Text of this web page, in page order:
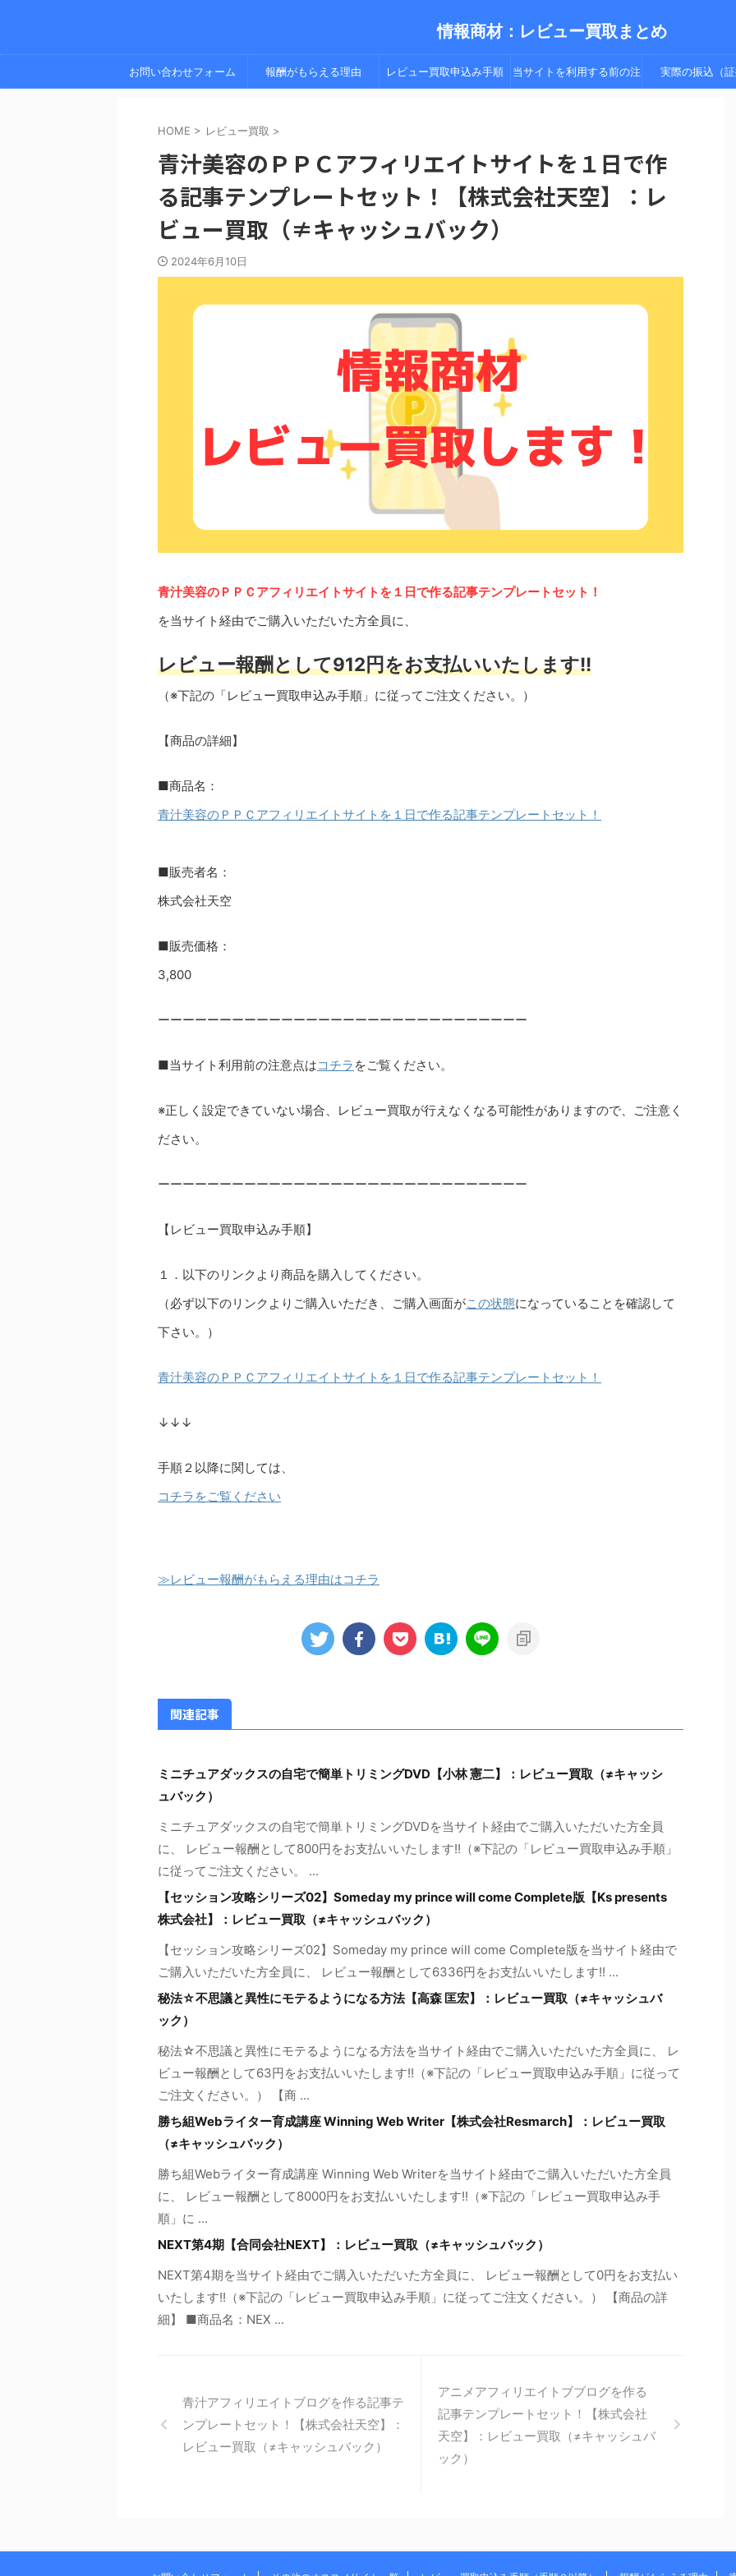
情報商材：レビュー買取まとめ
お問い合わせフォーム 報酬がもらえる理由 レビュー買取申込み手順 当サイトを利用する前の注 実際の振込（証
HOME > レビュー買取 >
青汁美容のＰＰＣアフィリエイトサイトを１日で作
る記事テンプレートセット！【株式会社天空】：レ
ビュー買取（≠キャッシュバック）
2024年6月10日
青汁美容のＰＰＣアフィリエイトサイトを１日で作る記事テンプレートセット！
を当サイト経由でご購入いただいた方全員に、
レビュー報酬として912円をお支払いいたします!!
（※下記の「レビュー買取申込み手順」に従ってご注文ください。）
【商品の詳細】
■商品名：
青汁美容のＰＰＣアフィリエイトサイトを１日で作る記事テンプレートセット！
■販売者名：
株式会社天空
■販売価格：
3,800
ーーーーーーーーーーーーーーーーーーーーーーーーーーーーーー
■当サイト利用前の注意点はコチラ をご覧ください。
※正しく設定できていない場合、レビュー買取が行えなくなる可能性がありますので、ご注意く
ださい。
ーーーーーーーーーーーーーーーーーーーーーーーーーーーーーー
【レビュー買取申込み手順】
１．以下のリンクより商品を購入してください。
（必ず以下のリンクよりご購入いただき、ご購入画面がこの状態になっていることを確認して
下さい。）
青汁美容のＰＰＣアフィリエイトサイトを１日で作る記事テンプレートセット！
↓↓↓
手順２以降に関しては、
コチラをご覧ください
≫レビュー報酬がもらえる理由はコチラ
関連記事
ミニチュアダックスの自宅で簡単トリミングDVD【小林 憲二】：レビュー買取（≠キャッシ
ュバック）
ミニチュアダックスの自宅で簡単トリミングDVDを当サイト経由でご購入いただいた方全員
に、 レビュー報酬として800円をお支払いいたします!!（※下記の「レビュー買取申込み手順」
に従ってご注文ください。 ...
【セッション攻略シリーズ02】Someday my prince will come Complete版【Ks presents
株式会社】：レビュー買取（≠キャッシュバック）
【セッション攻略シリーズ02】Someday my prince will come Complete版を当サイト経由で
ご購入いただいた方全員に、 レビュー報酬として6336円をお支払いいたします!! ...
秘法☆不思議と異性にモテるようになる方法【高森 匡宏】：レビュー買取（≠キャッシュバ
ック）
秘法☆不思議と異性にモテるようになる方法を当サイト経由でご購入いただいた方全員に、 レ
ビュー報酬として63円をお支払いいたします!!（※下記の「レビュー買取申込み手順」に従って
ご注文ください。） 【商 ...
勝ち組Webライター育成講座 Winning Web Writer【株式会社Resmarch】：レビュー買取
（≠キャッシュバック）
勝ち組Webライター育成講座 Winning Web Writerを当サイト経由でご購入いただいた方全員
に、 レビュー報酬として8000円をお支払いいたします!!（※下記の「レビュー買取申込み手
順」に ...
NEXT第4期【合同会社NEXT】：レビュー買取（≠キャッシュバック）
NEXT第4期を当サイト経由でご購入いただいた方全員に、 レビュー報酬として0円をお支払い
いたします!!（※下記の「レビュー買取申込み手順」に従ってご注文ください。） 【商品の詳
細】 ■商品名：NEX ...
青汁アフィリエイトブログを作る記事テ
ンプレートセット！【株式会社天空】：
レビュー買取（≠キャッシュバック）
アニメアフィリエイトブブログを作る
記事テンプレートセット！【株式会社
天空】：レビュー買取（≠キャッシュバ
ック）